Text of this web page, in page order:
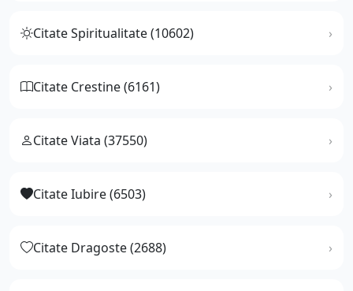
Citate Spiritualitate (10602)
Citate Crestine (6161)
Citate Viata (37550)
Citate Iubire (6503)
Citate Dragoste (2688)